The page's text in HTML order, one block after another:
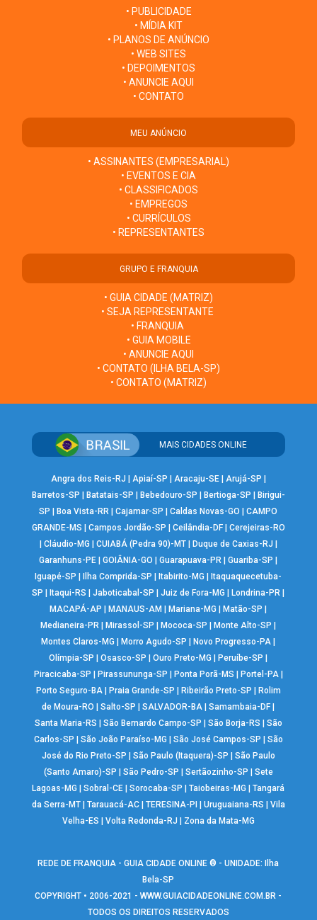
• PUBLICIDADE
• MÍDIA KIT
• PLANOS DE ANÚNCIO
• WEB SITES
• DEPOIMENTOS
• ANUNCIE AQUI
• CONTATO
MEU ANÚNCIO
• ASSINANTES (EMPRESARIAL)
• EVENTOS E CIA
• CLASSIFICADOS
• EMPREGOS
• CURRÍCULOS
• REPRESENTANTES
GRUPO E FRANQUIA
• GUIA CIDADE (MATRIZ)
• SEJA REPRESENTANTE
• FRANQUIA
• GUIA MOBILE
• ANUNCIE AQUI
• CONTATO (ILHA BELA-SP)
• CONTATO (MATRIZ)
MAIS CIDADES ONLINE
Angra dos Reis-RJ | Apiaí-SP | Aracaju-SE| Arujá-SP |
Barretos-SP | Batatais-SP | Bebedouro-SP | Bertioga-SP | Birigui-
SP |Boa Vista-RR |Cajamar-SP |Caldas Novas-GO |CAMPO
GRANDE-MS | Campos Jordão-SP | Ceilândia-DF| Cerejeiras-RO
| Cláudio-MG | CUIABÁ (Pedra 90)-MT| Duque de Caxias-RJ |
Garanhuns-PE |GOIÂNIA-GO |Guarapuava-PR |Guariba-SP |
Iguapé-SP |Ilha Comprida-SP |Itabirito-MG |Itaquaquecetuba-
SP |Itaqui-RS |Jaboticabal-SP |Juiz de Fora-MG |Londrina-PR |
MACAPÁ-AP |MANAUS-AM |Mariana-MG |Matão-SP |
Medianeira-PR |Mirassol-SP |Mococa-SP |Monte Alto-SP |
Montes Claros-MG |Morro Agudo-SP |Novo Progresso-PA |
Olímpia-SP |Osasco-SP |Ouro Preto-MG |Peruíbe-SP |
Piracicaba-SP | Pirassununga-SP | Ponta Porã-MS | Portel-PA|
Porto Seguro-BA| Praia Grande-SP | Ribeirão Preto-SP | Rolim
de Moura-RO |Salto-SP |SALVADOR-BA |Samambaia-DF |
Santa Maria-RS | São Bernardo Campo-SP | São Borja-RS | São
Carlos-SP | São João Paraíso-MG | São José Campos-SP | São
José do Rio Preto-SP | São Paulo (Itaquera)-SP | São Paulo
(Santo Amaro)-SP | São Pedro-SP | Sertãozinho-SP | Sete
Lagoas-MG |Sobral-CE |Sorocaba-SP |Taiobeiras-MG |Tangará
da Serra-MT| Tarauacá-AC| TERESINA-PI | Uruguaiana-RS | Vila
Velha-ES | Volta Redonda-RJ | Zona da Mata-MG
REDE DE FRANQUIA - GUIA CIDADE ONLINE ® - UNIDADE: Ilha
Bela-SP
COPYRIGHT • 2006-2021 -WWW.GUIACIDADEONLINE.COM.BR -
TODOS OS DIREITOS RESERVADOS